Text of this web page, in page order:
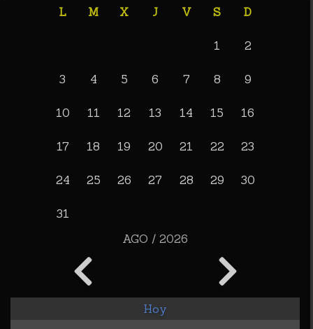
L M X J V S D
1 2
3 4 5 6 7 8 9
10 11 12 13 14 15 16
17 18 19 20 21 22 23
24 25 26 27 28 29 30
31
AGO / 2026
Hoy